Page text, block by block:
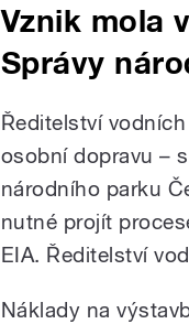
Vznik mola
Správy
Ředitelství
osobní dopravu –
národního parku
nutné projít
EIA. Ředitelství
Náklady na